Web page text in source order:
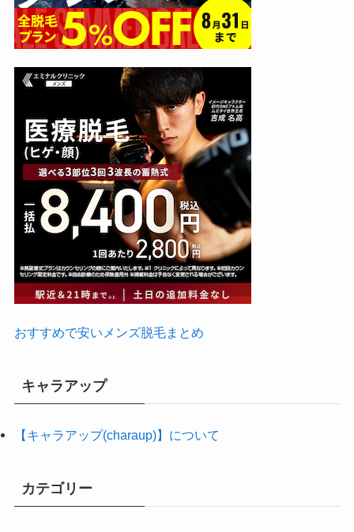
おすすめで安いメンズ脱毛まとめ
キャラアップ
【キャラアップ(charaup)】について
カテゴリー